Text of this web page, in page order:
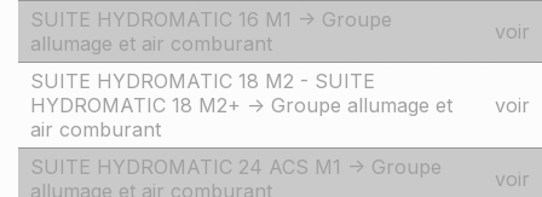
SUITE HYDROMATIC 16 M1 -> Groupe
allumage et air comburant
voir
SUITE HYDROMATIC 18 M2 - SUITE
HYDROMATIC 18 M2+ -> Groupe allumage et
air comburant
voir
SUITE HYDROMATIC 24 ACS M1 -> Groupe
allumage et air comburant
voir